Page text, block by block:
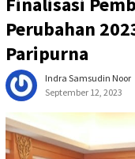
Perubahan
Paripurna
Indra Samsudin Noor
September 12, 2023